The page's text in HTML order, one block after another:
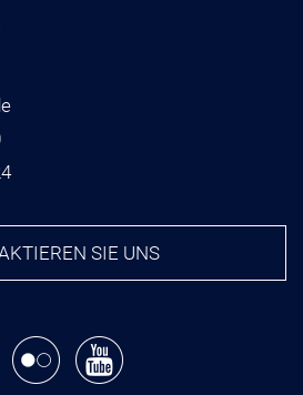
SIE UNS